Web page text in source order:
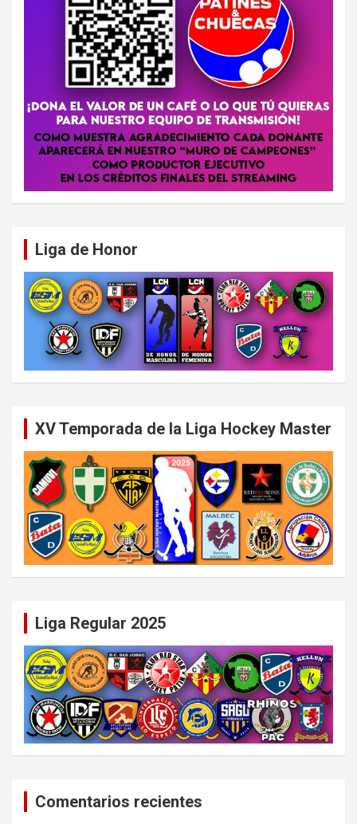
Liga de Honor
XV Temporada de la Liga Hockey Master
Liga Regular 2025
Comentarios recientes